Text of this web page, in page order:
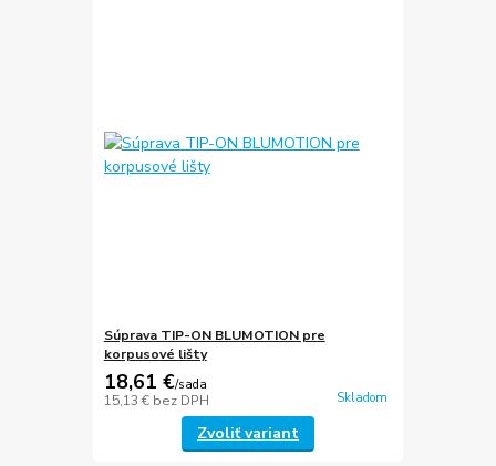
Súprava TIP-ON BLUMOTION pre
korpusové lišty
18,61 €/sada
15,13 € bez DPH Skladom
Zvoliť variant